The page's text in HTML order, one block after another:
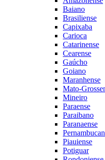
Baiano
Brasiliense
Capixaba
Carioca
Catarinense
Cearense
Gaúcho
Goiano
Maranhense
Mato-
Mineiro
Paraense
Paraibano
Paranaense
Piauiense
Potiguar